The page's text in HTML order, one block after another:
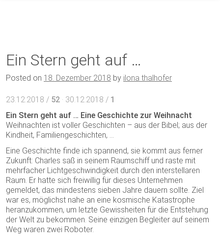
Ein Stern geht auf …
Posted on 18. Dezember 2018 by ilona thalhofer
23.12.2018 / 52 · 30.12.2018 / 1
Ein Stern geht auf … Eine Geschichte zur Weihnacht
Weihnachten ist voller Geschichten – aus der Bibel; aus der
Kindheit, Familiengeschichten, …
Eine Geschichte finde ich spannend, sie kommt aus ferner
Zukunft: Charles saß in seinem Raumschiff und raste mit
mehrfacher Lichtgeschwindigkeit durch den interstellaren
Raum. Er hatte sich freiwillig für dieses Unternehmen
gemeldet, das mindestens sieben Jahre dauern sollte. Ziel
war es, möglichst nahe an eine kosmische Katastrophe
heranzukommen, um letzte Gewissheiten für die Entstehung
der Welt zu bekommen. Seine einzigen Begleiter auf seinem
Weg waren zwei Roboter.